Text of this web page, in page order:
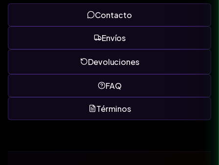
Contacto
Envíos
Devoluciones
FAQ
Términos